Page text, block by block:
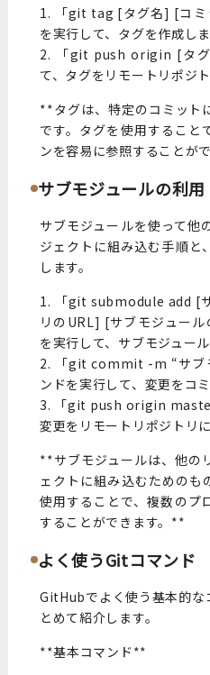
1. 「git tag [タグ名] [コミ
を実行して、タグを作成しま
2. 「git push origin [タ
て、タグをリモートリポジ
**タグは、特定のコミット
です。タグを使用すること
ンを容易に参照することが
サブモジュールの利用
サブモジュールを使って他
ジェクトに組み込む手順と
します。
1. 「git submodule add [
リのURL] [サブモジュー
を実行して、サブモジュール
2. 「git commit -m “サブ
ンドを実行して、変更をコ
3. 「git push origin master
変更をリモートリポジトリ
**サブモジュールは、他の
ェクトに組み込むためのも
使用することで、複数のプ
することができます。**
よく使うGitコマンド
GitHubでよく使う基本的な
とめて紹介します。
**基本コマンド**